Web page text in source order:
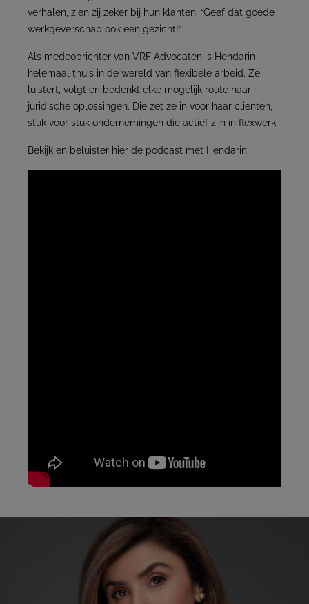
verhalen, zien zij zeker bij hun klanten. “Geef dat goede
werkgeverschap ook een gezicht!”
Als medeoprichter van VRF Advocaten is Hendarin
helemaal thuis in de wereld van flexibele arbeid. Ze
luistert, volgt en bedenkt elke mogelijk route naar
juridische oplossingen. Die zet ze in voor haar cliënten,
stuk voor stuk ondernemingen die actief zijn in flexwerk.
Bekijk en beluister hier de podcast met Hendarin: